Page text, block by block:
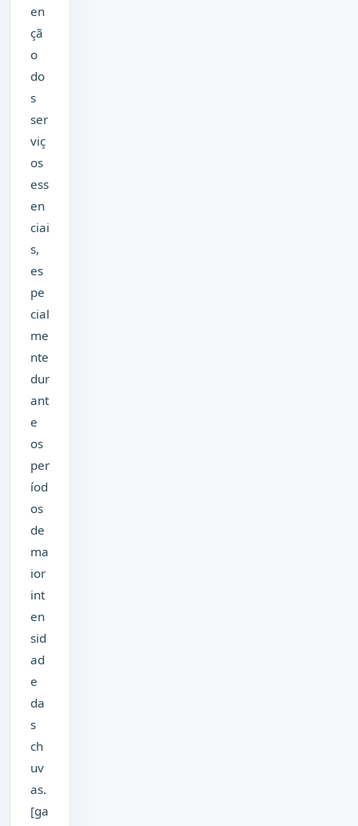
en
çã
o
do
s
ser
viç
os
ess
en
ciai
s,
es
pe
cial
me
nte
dur
ant
e
os
per
íod
os
de
ma
ior
int
en
sid
ad
e
da
s
ch
uv
as.
[ga